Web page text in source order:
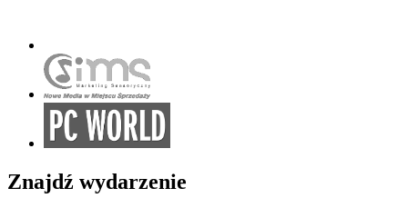
Znajdź wydarzenie